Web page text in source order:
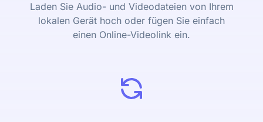
Laden Sie Audio- und Videodateien von Ihrem
lokalen Gerät hoch oder fügen Sie einfach
einen Online-Videolink ein.